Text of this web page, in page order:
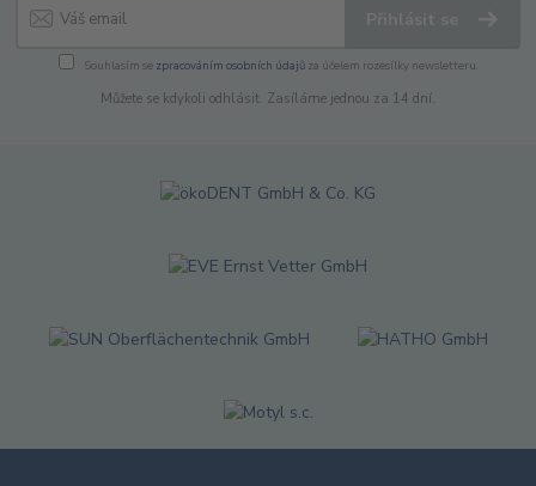
Souhlasím se zpracováním osobních údajůza účelem rozesílky newsletteru.
Můžete se kdykoli odhlásit. Zasíláme jednou za 14 dní.